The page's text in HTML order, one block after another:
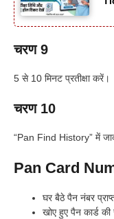
चरण 9
5 से 10 मिनट प्रतीक्षा करें।
चरण 10
“Pan Find History” में
Pan Card
घर बैठे पैन नंबर
खोए हुए पैन कार्ड